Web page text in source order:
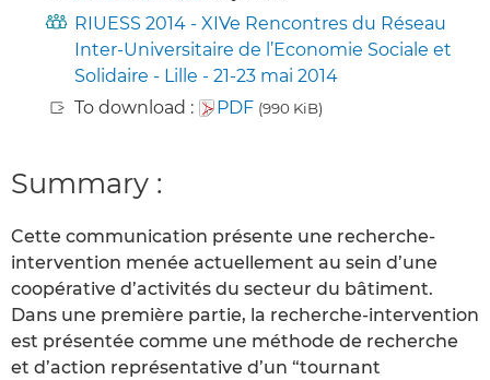
RIUESS 2014 - XIVe Rencontres du Réseau
Inter-Universitaire de l’Economie Sociale et
Solidaire - Lille - 21-23 mai 2014
To download :
PDF (990 KiB)
Summary :
Cette communication présente une recherche-
intervention menée actuellement au sein d’une
coopérative d’activités du secteur du bâtiment.
Dans une première partie, la recherche-intervention
est présentée comme une méthode de recherche
et d’action représentative d’un “tournant